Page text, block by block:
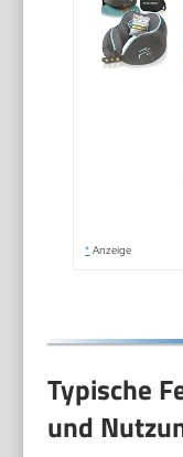
* Anzeige
Typische
und